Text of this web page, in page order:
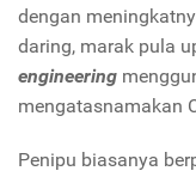
dengan
daring, marak pula
engineering
mengatasnamakan
Penipu biasanya